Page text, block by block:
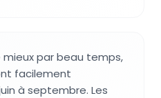
mieux par beau temps,
facilement
à septembre. Les